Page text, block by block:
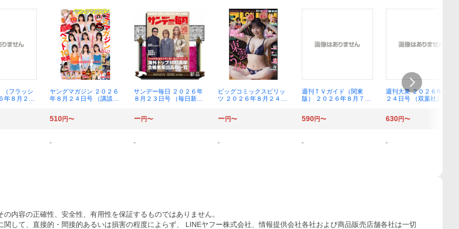
フラッシ
年８月２５
ヤングマガジン ２０２６
年８月２４日号 （講談
サンデー毎日 ２０２６年
８月２３日号 （毎日新聞
ビッグコミックスピリッ
ツ ２０２６年８月２４日
週刊ＴＶガイド（関東
版） ２０２６年８月７日
週刊大衆 ２０２６年８月
２４日号 （双葉社）
510円〜 ー円〜 ー円〜 590円〜 630円〜
- - - - -
内容の正確性、安全性、有用性を保証するものではありません。
して、直接的・間接的あるいは損害の程度によらず、 LINEヤフー株式会社、情報提供会社各社および商品販売店舗各社は一切